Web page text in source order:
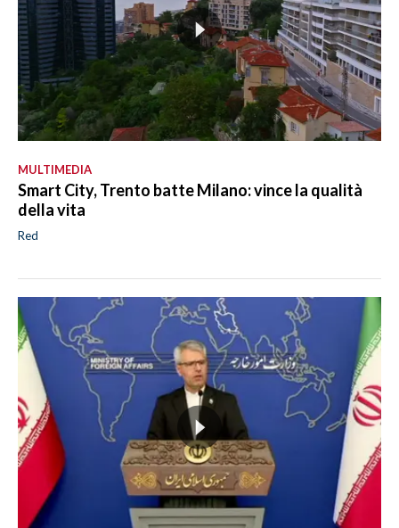
MULTIMEDIA
Smart City, Trento batte Milano: vince la qualità
della vita
Red